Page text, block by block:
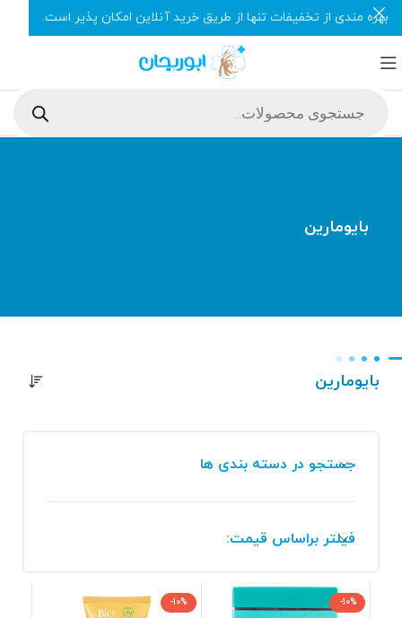
بایومارین
بایومارین
جستجو در دسته بندی ها
فیلتر براساس قیمت:
-10%
-10%
بهره مندی از تخفیفات تنها از طریق خرید آنلاین امکان پذیر است.